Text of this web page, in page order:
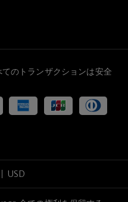
のトランザクションは安全
USD